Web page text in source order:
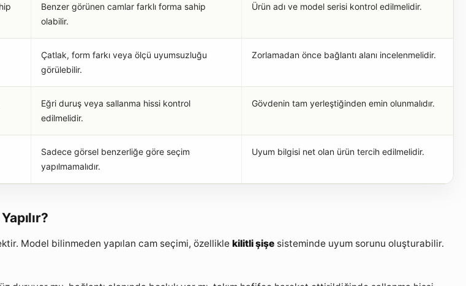
Benzer görünen camlar farklı forma sahip
olabilir.
Ürün adı ve model serisi kontrol edilmelidir.
Çatlak, form farkı veya ölçü uyumsuzluğu
görülebilir.
Zorlamadan önce bağlantı alanı incelenmelidir.
Eğri duruş veya sallanma hissi kontrol
edilmelidir.
Gövdenin tam yerleştiğinden emin olunmalıdır.
Sadece görsel benzerliğe göre seçim
yapılmamalıdır.
Uyum bilgisi net olan ürün tercih edilmelidir.
Model bilinmeden yapılan cam seçimi, özellikle kilitli şişe sisteminde uyum sorunu oluşturabilir.